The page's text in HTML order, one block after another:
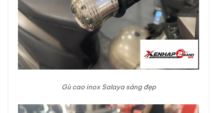
Gù cao inox Salaya sáng đẹp